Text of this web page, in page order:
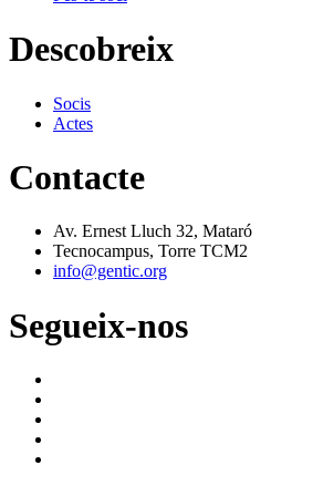
Descobreix
Socis
Actes
Contacte
Av. Ernest Lluch 32, Mataró
Tecnocampus, Torre TCM2
info@gentic.org
Segueix-nos